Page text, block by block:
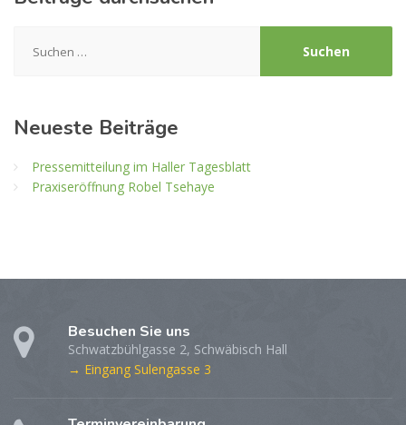
nach:
Neueste Beiträge
Pressemitteilung im Haller Tagesblatt
Praxiseröffnung Robel Tsehaye
Besuchen Sie uns
Schwatzbühlgasse 2, Schwäbisch Hall
→ Eingang Sulengasse 3